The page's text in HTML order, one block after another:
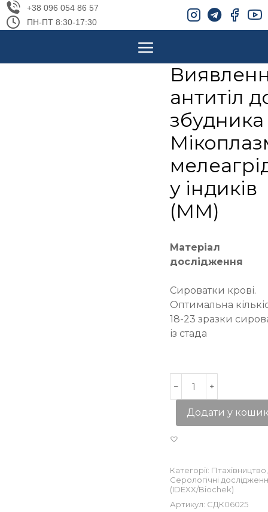
+38 096 054 86 57
ПН-ПТ 8:30-17:30
антитіл
збудника
у індиків
(MM)
Матеріал
дослідження
Сироватки крові.
Оптимальна
18-23 зразки
із стада
Додати у
Категорії: Птахівництво
Серологічні
(IDEXX/Biochek)
Артикул: СДК06025